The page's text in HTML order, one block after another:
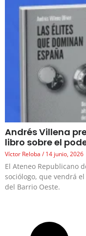
Andrés Villena
libro sobre el
Víctor Reloba 14 junio, 2026
El Ateneo Republicano
sociólogo, que vendrá
del Barrio Oeste.